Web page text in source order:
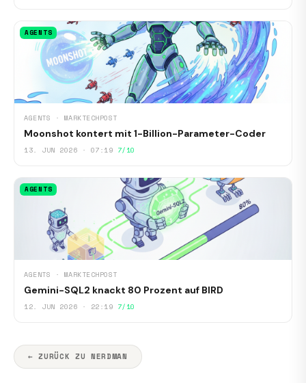
AGENTS
AGENTS · MARKTECHPOST
Moonshot kontert mit 1-Billion-Parameter-Coder
13. JUN 2026 · 07:19 7/10
AGENTS
AGENTS · MARKTECHPOST
Gemini-SQL2 knackt 80 Prozent auf BIRD
12. JUN 2026 · 22:19 7/10
← ZURÜCK ZU NERDMAN